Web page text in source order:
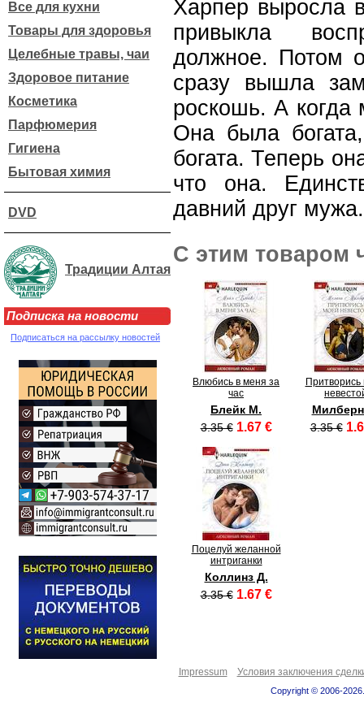
Все для кухни
Товары для здоровья
Целебные травы, чаи
Здоровое питание
Косметика
Парфюмерия
Гигиена
Бытовая химия
DVD
Традиции Алтая
Подписка на новости
Подписаться на рассылку новостей
Харпер выросла
привыкла
должное. Потом
сразу вышла
роскошь. А когда
Она была
богата. Теперь
что она.
давний друг мужа.
С этим товаром
Влюбись в меня за
час
Блейк М.
3.35 € 1.67 €
Притворись
3.35 €
Поцелуй желанной
интриганки
Коллинз Д.
3.35 € 1.67 €
Impressum Условия заключения
Copyright © 2006-